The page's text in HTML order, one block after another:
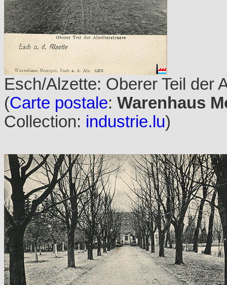
Esch/Alzette: Oberer Teil der
(Carte postale: Warenhaus
Collection: industrie.lu)